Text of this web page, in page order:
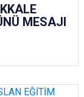
MESAJI